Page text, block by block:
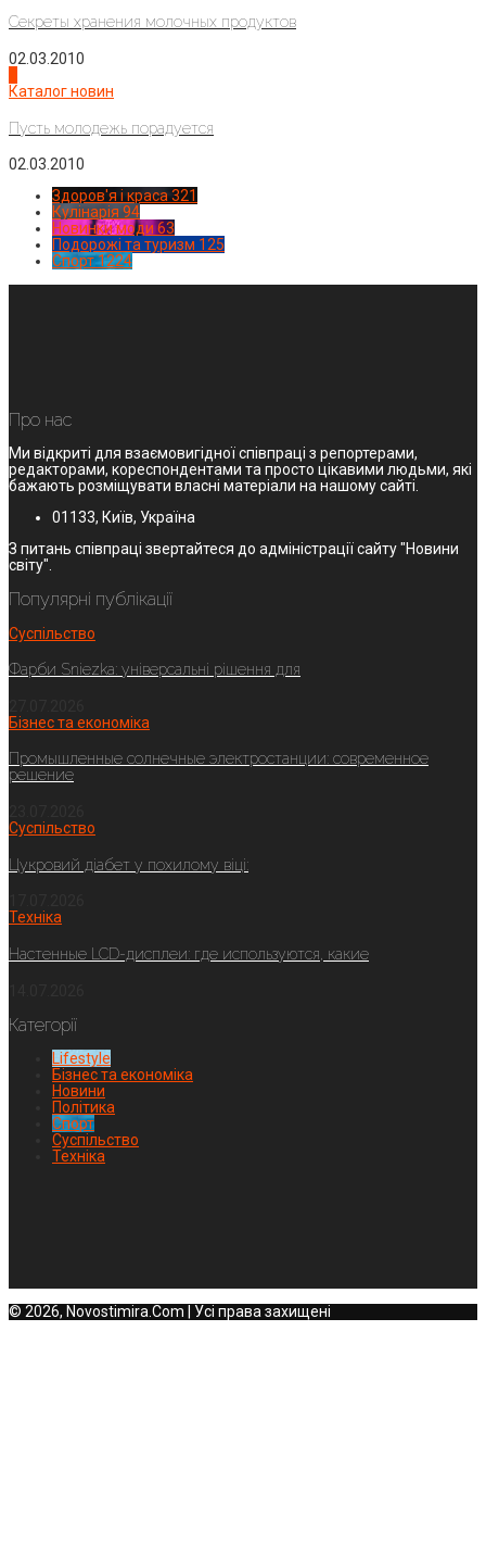
Секреты хранения молочных продуктов
02.03.2010
Каталог новин
Пусть молодежь порадуется
02.03.2010
Здоров'я і краса 321
Кулінарія 94
Новинки моди 63
Подорожі та туризм 125
Спорт1224
Про нас
Ми відкриті для взаємовигідної співпраці з репортерами,
редакторами, кореспондентами та просто цікавими людьми, які
бажають розміщувати власні матеріали на нашому сайті.
01133, Київ, Україна
З питань співпраці звертайтеся до адміністрації сайту "Новини
світу".
Популярні публікації
Суспільство
Фарби Sniezka: універсальні рішення для
Бізнес та економіка
Промышленные солнечные электростанции: современное
решение
Суспільство
Цукровий діабет у похилому віці:
Техніка
Настенные LCD-дисплеи: где используются, какие
Категорії
Lifestyle
Бізнес та економіка
Новини
Політика
Спорт
Суспільство
Техніка
© 2026, Novostimira.Com | Усі права захищені